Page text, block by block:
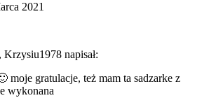
2021
napisał:
moje gratulacje, też mam ta sadzarke z
wykonana